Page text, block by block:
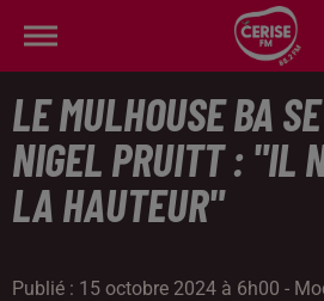
LE MULHOUSE BA
NIGEL PRUITT : "IL
LA HAUTEUR"
Publié : 15 octobre 2024 à 6h00 -